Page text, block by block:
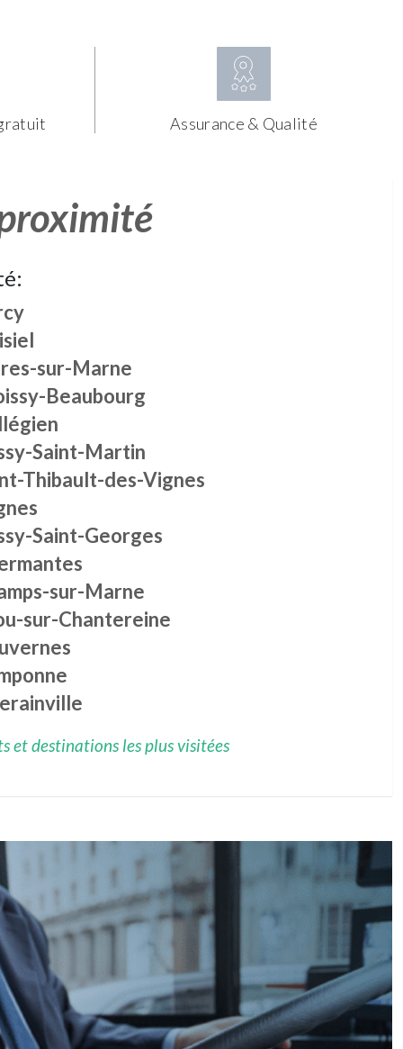
Assurance & Qualité
sur-Marne
Beaubourg
Saint-Martin
Thibault-des-Vignes
Saint-Georges
sur-Marne
sur-Chantereine
et destinations les plus visitées